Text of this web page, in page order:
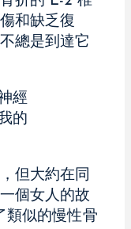
和缺乏復
總是到達它
的
但大約在同
個女人的故
類似的慢性骨